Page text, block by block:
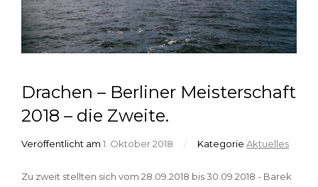
Drachen – Berliner Meisterschaft
2018 – die Zweite.
Veröffentlicht am 1. Oktober 2018 / Kategorie Aktuelles
Zu zweit stellten sich vom 28.09.2018 bis 30.09.2018 - Barek